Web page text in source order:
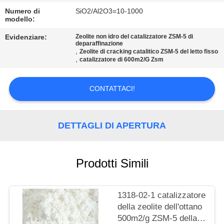
NOTIZIE
MAPPA
DEL
Numero di
modello:
SiO2/Al2O3=10-1000
Evidenziare:
Zeolite non idro del catalizzatore ZSM-5 di
deparaffinazione
,Zeolite di cracking catalitico ZSM-5 del letto fisso
,catalizzatore di 600m2/G Zsm
CONTATTACI!
DETTAGLI DI APERTURA
Prodotti Simili
1318-02-1 catalizzatore
della zeolite dell'ottano
500m2/g ZSM-5 della